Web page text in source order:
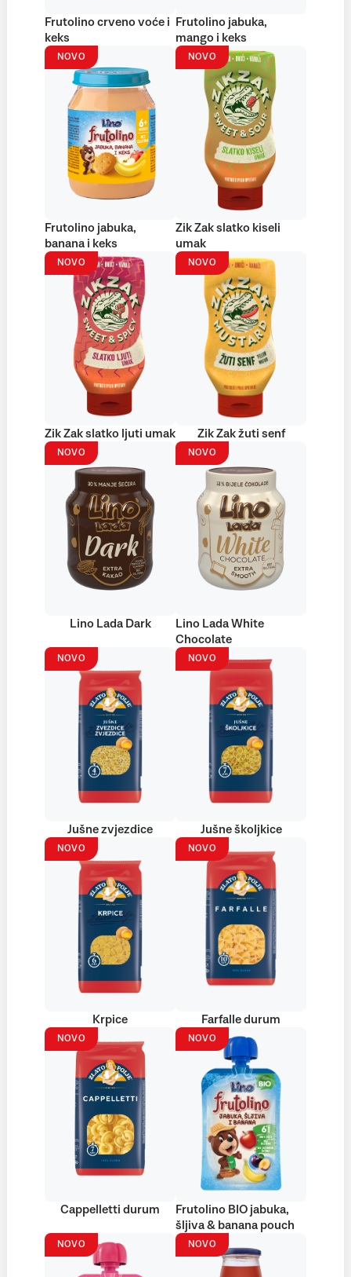
Frutolino crveno voće i
keks
Frutolino jabuka,
mango i keks
NOVO
Frutolino jabuka,
banana i keks
NOVO
Zik Zak slatko kiseli
umak
NOVO
Zik Zak slatko ljuti umak
NOVO
Zik Zak žuti senf
NOVO
Lino Lada Dark
NOVO
Lino Lada White
Chocolate
NOVO
Jušne zvjezdice
NOVO
Jušne školjkice
NOVO
Krpice
NOVO
Farfalle durum
NOVO
Cappelletti durum
NOVO
Frutolino BIO jabuka,
šljiva & banana pouch
NOVO NOVO